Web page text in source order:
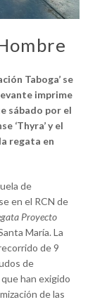
Taboga’ se
imprime
sábado por el
‘Thyra’ y el
regata en
de
en el RCN de
Proyecto
María. La
de 9
de
han exigido
de las